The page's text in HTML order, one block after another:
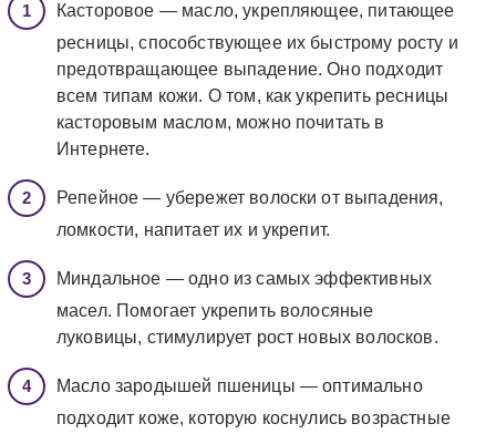
Касторовое — масло, укрепляющее, питающее
ресницы, способствующее их быстрому росту и
предотвращающее выпадение. Оно подходит
всем типам кожи. О том, как укрепить ресницы
касторовым маслом, можно почитать в
Интернете.
Репейное — убережет волоски от выпадения,
ломкости, напитает их и укрепит.
Миндальное — одно из самых эффективных
масел. Помогает укрепить волосяные
луковицы, стимулирует рост новых волосков.
Масло зародышей пшеницы — оптимально
подходит коже, которую коснулись возрастные